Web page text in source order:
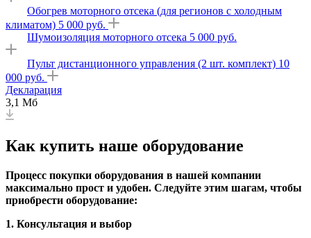
Обогрев моторного отсека (для регионов с холодным
климатом) 5 000 руб.
Шумоизоляция моторного отсека 5 000 руб.
Пульт дистанционного управления (2 шт. комплект) 10
000 руб.
Декларация
3,1 Мб
Как купить наше оборудование
Процесс покупки оборудования в нашей компании
максимально прост и удобен. Следуйте этим шагам, чтобы
приобрести оборудование:
1. Консультация и выбор